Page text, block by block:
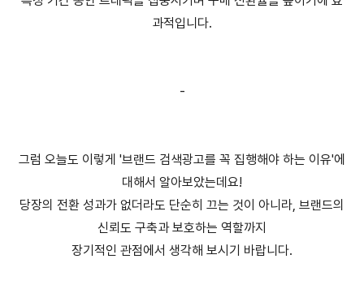
과적입니다.
-
그럼 오늘도 이렇게 '브랜드 검색광고를 꼭 집행해야 하는 이유'에
대해서 알아보았는데요!
당장의 전환 성과가 없더라도 단순히 끄는 것이 아니라, 브랜드의
신뢰도 구축과 보호하는 역할까지
장기적인 관점에서 생각해 보시기 바랍니다.